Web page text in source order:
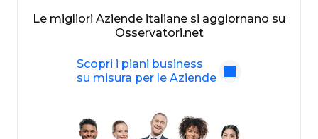
Le migliori Aziende italiane si aggiornano su
Osservatori.net
Scopri i piani business
su misura per le Aziende